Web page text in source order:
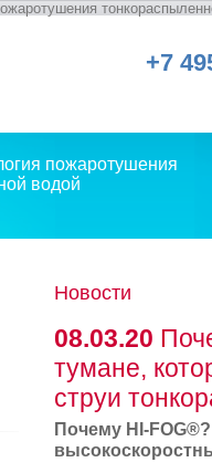
+7
пожаротушения
водой
Новости
08.03.20
тумане,
струи
Почему HI-